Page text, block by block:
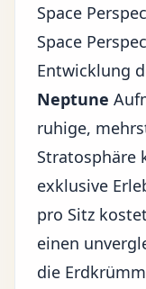
Space
Space
Entwicklung
Neptune
ruhige,
Stratosphäre
exklusive
pro Sitz
einen
die